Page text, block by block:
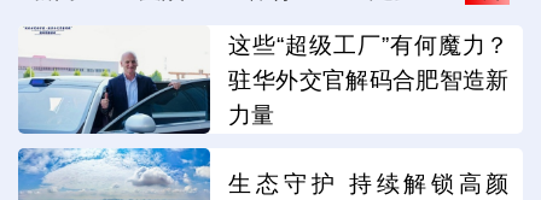
这些“超级工厂”有何魔力？
驻华外交官解码合肥智造新
力量
生态守护 持续解锁高颜